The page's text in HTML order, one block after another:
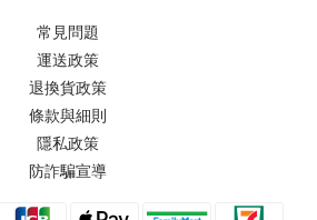
常見問題
運送政策
退換貨政策
條款與細則
隱私政策
防詐騙宣導